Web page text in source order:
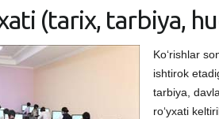
(tarix, tarbiya,
Ko‘rishlar
ishtirok
tarbiya,
ro‘yxati